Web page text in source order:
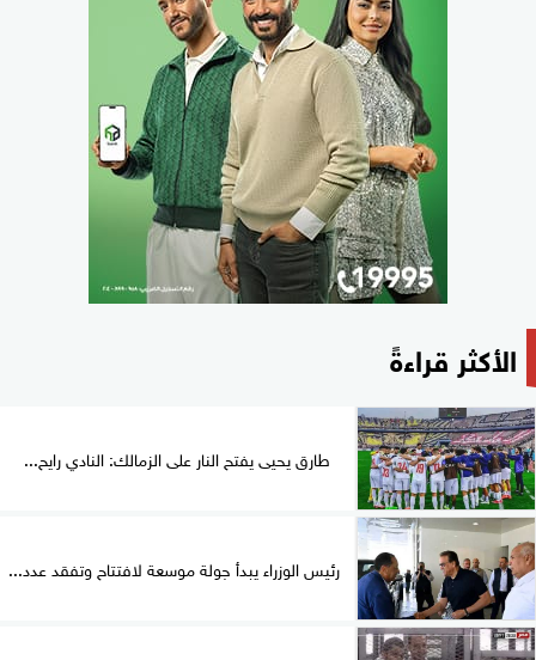
الأكثر قراءةً
طارق يحيى يفتح النار على الزمالك: النادي رايح...
رئيس الوزراء يبدأ جولة موسعة لافتتاح وتفقد عدد...